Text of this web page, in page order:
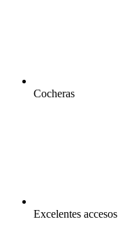
Cocheras
Excelentes accesos